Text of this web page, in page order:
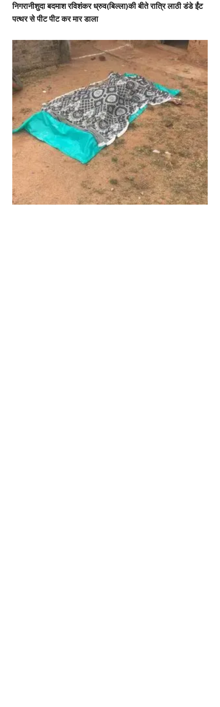
निगरानीशुदा बदमाश रविशंकर ध्रुव(बिल्ला)की बीते रात्रि लाठी डंडे ईंट
पत्थर से पीट पीट कर मार डाला